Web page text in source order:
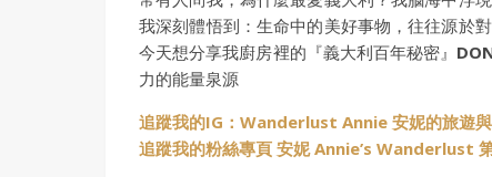
我深刻體悟到：生命中的美好事物，往往源於
今天想分享我廚房裡的『義大利百年秘密』
力的能量泉源
追蹤我的IG：Wanderlust Annie 安妮的旅遊
追蹤我的粉絲專頁 安妮 Annie’s Wanderlust